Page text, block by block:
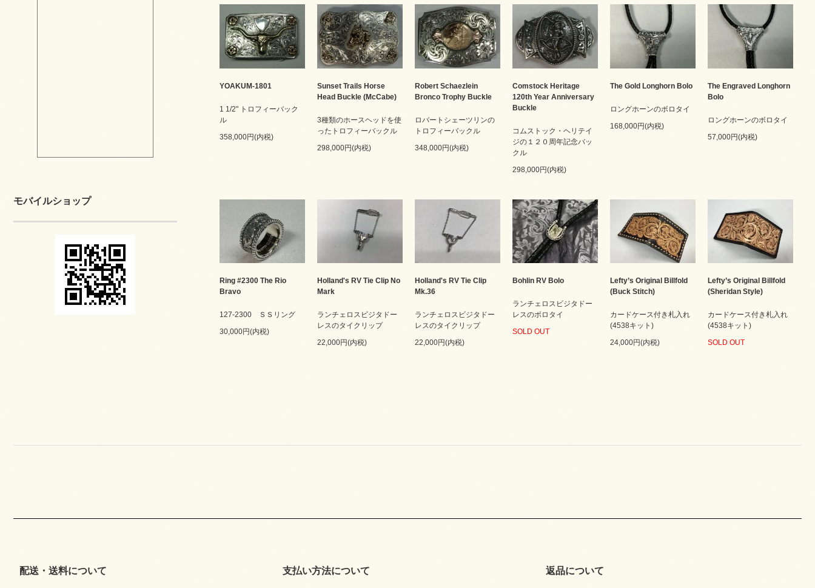
モバイルショップ
YOAKUM-1801
1 1/2" トロフィーバック
ル
358,000円(内税)
Sunset Trails Horse
Head Buckle (McCabe)
3種類のホースヘッドを使
ったトロフィーバックル
298,000円(内税)
Robert Schaezlein
Bronco Trophy Buckle
ロバートシェーツリンの
トロフィーバックル
348,000円(内税)
Comstock Heritage
120th Year Anniversary
Buckle
コムストック・ヘリテイ
ジの１２０周年記念バッ
クル
298,000円(内税)
The Gold Longhorn Bolo
ロングホーンのボロタイ
168,000円(内税)
The Engraved Longhorn
Bolo
ロングホーンのボロタイ
57,000円(内税)
Ring #2300 The Rio
Bravo
127-2300 ＳＳリング
30,000円(内税)
Holland's RV Tie Clip No
Mark
ランチェロスビジタドー
レスのタイクリップ
22,000円(内税)
Holland's RV Tie Clip
Mk.36
ランチェロスビジタドー
レスのタイクリップ
22,000円(内税)
Bohlin RV Bolo
ランチェロスビジタドー
レスのボロタイ
SOLD OUT
Lefty’s Original Billfold
(Buck Stitch)
カードケース付き札入れ
(4538キット)
24,000円(内税)
Lefty’s Original Billfold
(Sheridan Style)
カードケース付き札入れ
(4538キット)
SOLD OUT
配送・送料について 支払い方法について 返品について